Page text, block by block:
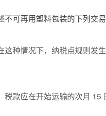
不可再用塑料包装的下列交
这种情况下，纳税点规则发
税款应在开始运输的次月